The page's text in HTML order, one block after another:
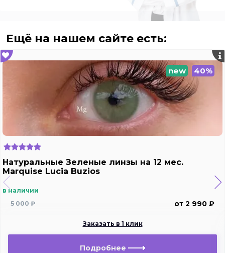
Ещё на нашем сайте есть:
new 40%
Натуральные Зеленые линзы на 12 мес.
Marquise Lucia Buzios
в наличии
5 000 ₽
от 2 990 ₽
Заказать в 1 клик
Подробнее